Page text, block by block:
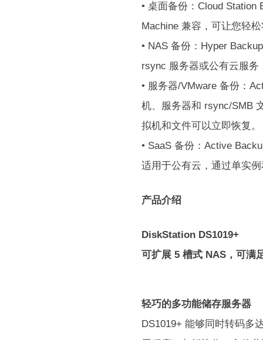
• 桌面备份：Cloud Station
Machine 兼容，可让您轻
• NAS 备份：Hyper
rsync 服务器或公有云服务
• 服务器/VMware 备份：
机、服务器和 rsync/SMB
拟机和文件可以立即恢复。
• SaaS 备份：Active
适用于公有云，通过单实
产品介绍
DiskStation DS1019+
可扩展 5 槽式 NAS，可满
轻巧的多功能储存服务器
DS1019+ 能够同时转码多